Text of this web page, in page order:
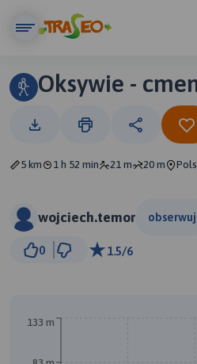
Oksywie -
5 km 1 h 52 min 21 m 20 m
wojciech.temor obserwuj
0 1.5/6
133 m